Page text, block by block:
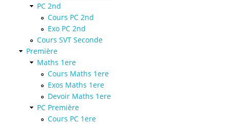
PC 2nd
Cours PC 2nd
Exo PC 2nd
Cours SVT Seconde
Première
Maths 1ere
Cours Maths 1ere
Exos Maths 1ere
Devoir Maths 1ere
PC Première
Cours PC 1ere